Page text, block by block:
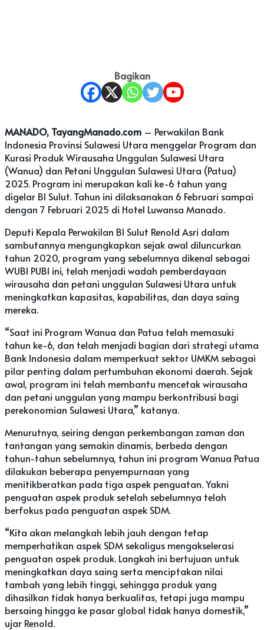
Bagikan
MANADO, TayangManado.com – Perwakilan Bank
Indonesia Provinsi Sulawesi Utara menggelar Program dan
Kurasi Produk Wirausaha Unggulan Sulawesi Utara
(Wanua) dan Petani Unggulan Sulawesi Utara (Patua)
2025. Program ini merupakan kali ke-6 tahun yang
digelar BI Sulut. Tahun ini dilaksanakan 6 Februari sampai
dengan 7 Februari 2025 di Hotel Luwansa Manado.
Deputi Kepala Perwakilan BI Sulut Renold Asri dalam
sambutannya mengungkapkan sejak awal diluncurkan
tahun 2020, program yang sebelumnya dikenal sebagai
WUBI PUBI ini, telah menjadi wadah pemberdayaan
wirausaha dan petani unggulan Sulawesi Utara untuk
meningkatkan kapasitas, kapabilitas, dan daya saing
mereka.
“Saat ini Program Wanua dan Patua telah memasuki
tahun ke-6, dan telah menjadi bagian dari strategi utama
Bank Indonesia dalam memperkuat sektor UMKM sebagai
pilar penting dalam pertumbuhan ekonomi daerah. Sejak
awal, program ini telah membantu mencetak wirausaha
dan petani unggulan yang mampu berkontribusi bagi
perekonomian Sulawesi Utara,” katanya.
Menurutnya, seiring dengan perkembangan zaman dan
tantangan yang semakin dinamis, berbeda dengan
tahun-tahun sebelumnya, tahun ini program Wanua Patua
dilakukan beberapa penyempurnaan yang
menitikberatkan pada tiga aspek penguatan. Yakni
penguatan aspek produk setelah sebelumnya telah
berfokus pada penguatan aspek SDM.
“Kita akan melangkah lebih jauh dengan tetap
memperhatikan aspek SDM sekaligus mengakselerasi
penguatan aspek produk. Langkah ini bertujuan untuk
meningkatkan daya saing serta menciptakan nilai
tambah yang lebih tinggi, sehingga produk yang
dihasilkan tidak hanya berkualitas, tetapi juga mampu
bersaing hingga ke pasar global tidak hanya domestik,”
ujar Renold.